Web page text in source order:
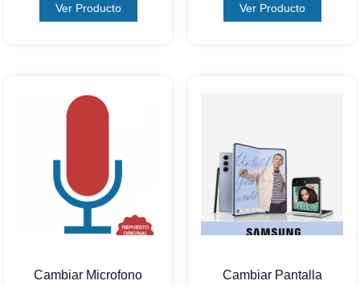
Ver Producto Ver Producto
Cambiar Microfono
Cambiar Pantalla